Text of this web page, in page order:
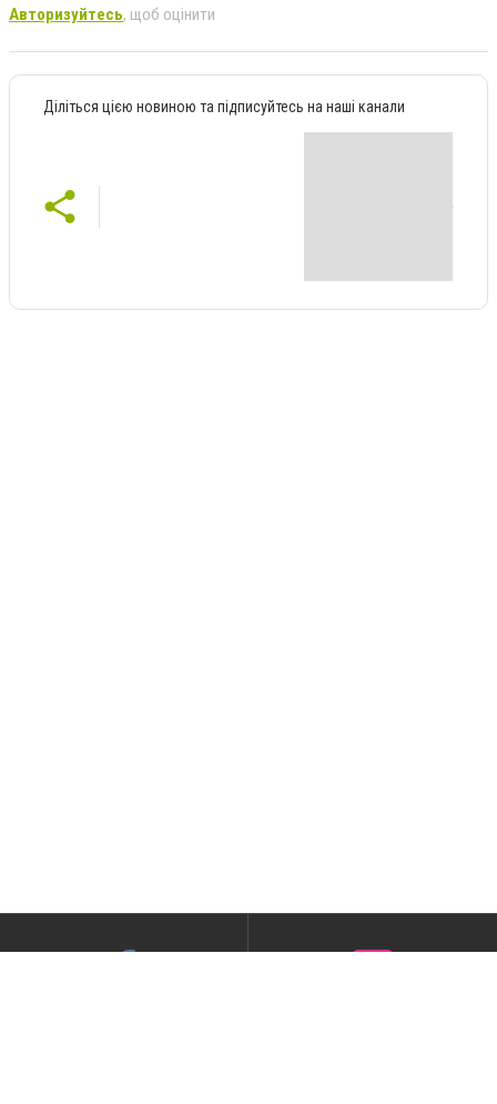
Авторизуйтесь, щоб оцінити
Діліться цією новиною та підписуйтесь на наші канали